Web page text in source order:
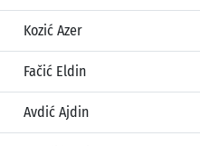
Kozić Azer
Fačić Eldin
Avdić Ajdin